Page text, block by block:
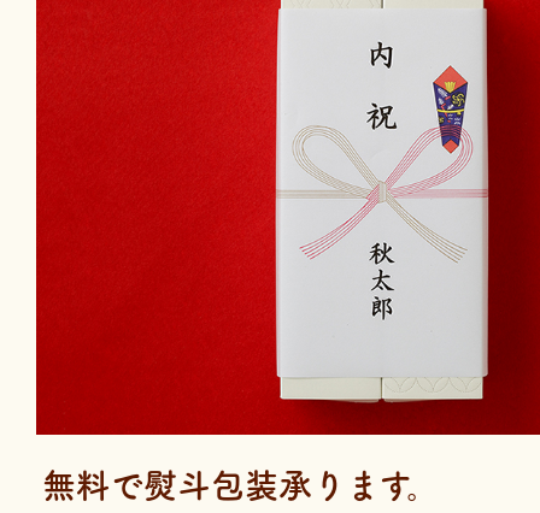
無料で熨斗包装承ります。